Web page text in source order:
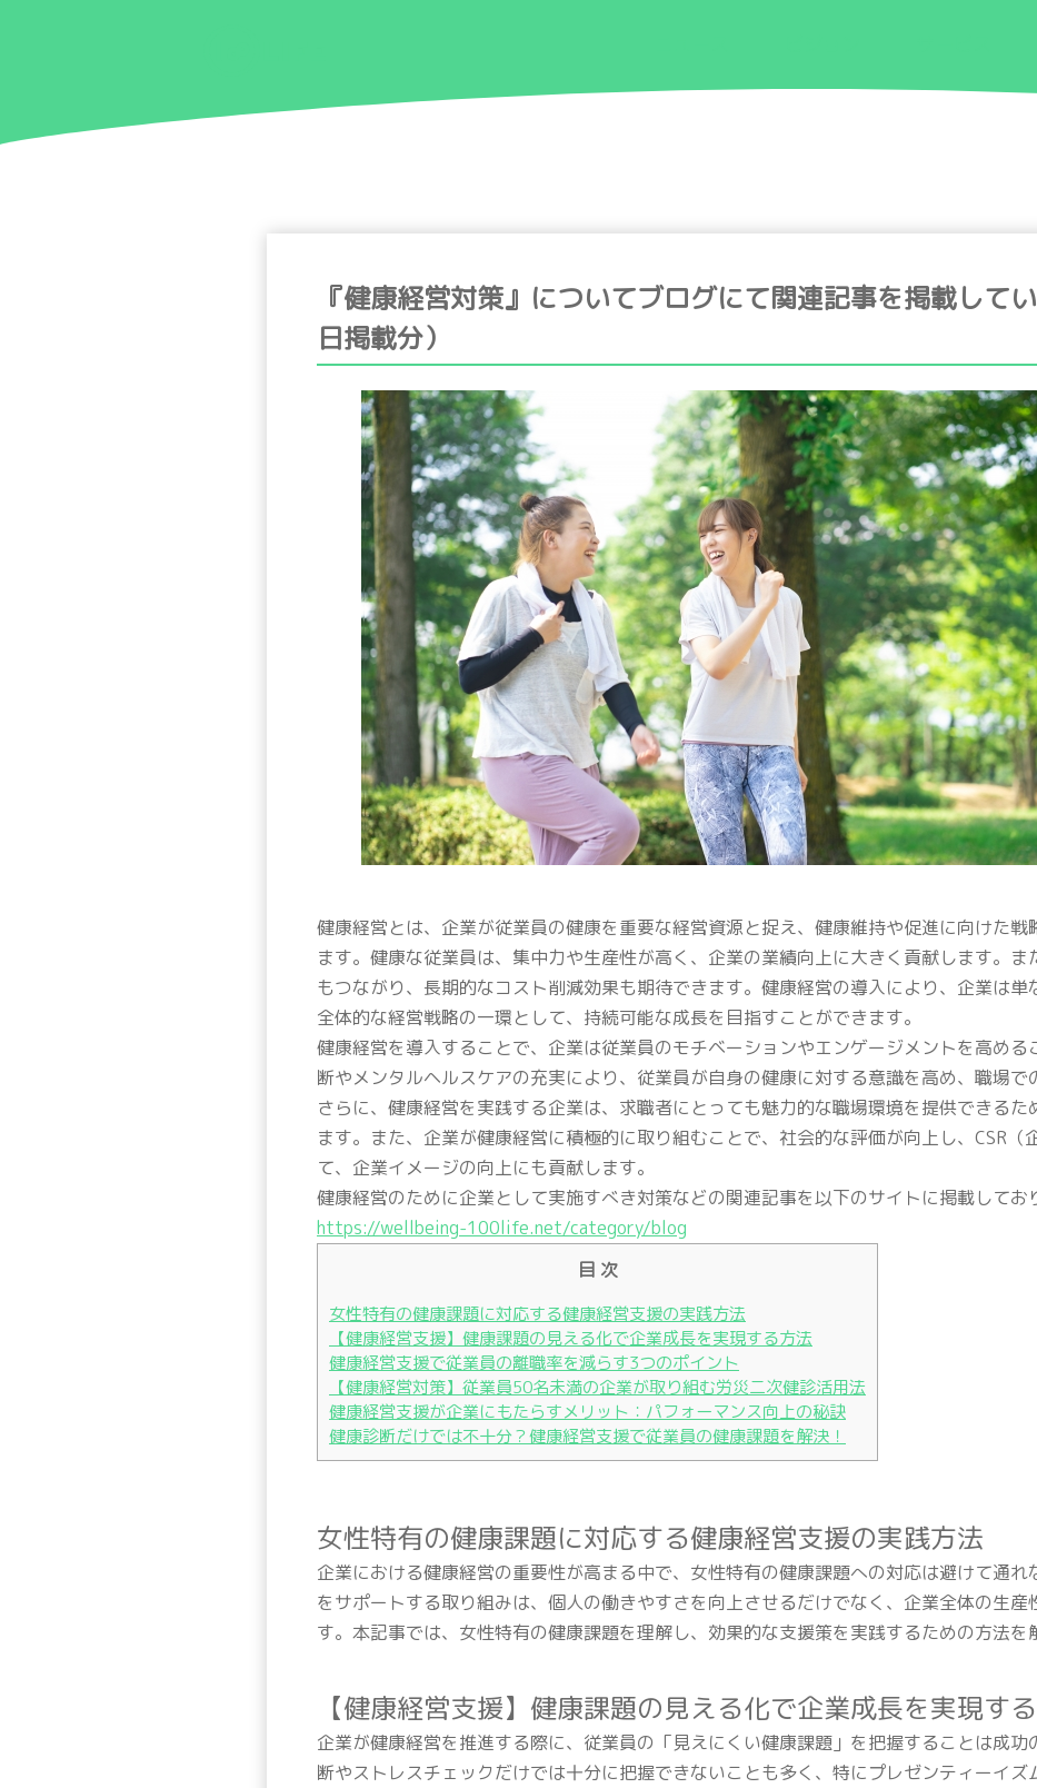
『健康経営対策』についてブログにて関連記事を掲載して
日掲載分）
健康経営とは、企業が従業員の健康を重要な経営資源と捉え、健康維持や促進に向けた
ます。健康な従業員は、集中力や生産性が高く、企業の業績向上に大きく貢献します。
もつながり、長期的なコスト削減効果も期待できます。健康経営の導入により、企業は単
全体的な経営戦略の一環として、持続可能な成長を目指すことができます。
健康経営を導入することで、企業は従業員のモチベーションやエンゲージメントを高め
断やメンタルヘルスケアの充実により、従業員が自身の健康に対する意識を高め、職場で
さらに、健康経営を実践する企業は、求職者にとっても魅力的な職場環境を提供できるた
ます。また、企業が健康経営に積極的に取り組むことで、社会的な評価が向上し、CSR（
て、企業イメージの向上にも貢献します。
健康経営のために企業として実施すべき対策などの関連記事を以下のサイトに掲載してお
https://wellbeing-100life.net/category/blog
目 次
女性特有の健康課題に対応する健康経営支援の実践方法
【健康経営支援】健康課題の見える化で企業成長を実現する方法
健康経営支援で従業員の離職率を減らす3つのポイント
【健康経営対策】従業員50名未満の企業が取り組む労災二次健診活用法
健康経営支援が企業にもたらすメリット：パフォーマンス向上の秘訣
健康診断だけでは不十分？健康経営支援で従業員の健康課題を解決！
女性特有の健康課題に対応する健康経営支援の実践方法
企業における健康経営の重要性が高まる中で、女性特有の健康課題への対応は避けて通
をサポートする取り組みは、個人の働きやすさを向上させるだけでなく、企業全体の生
す。本記事では、女性特有の健康課題を理解し、効果的な支援策を実践するための方法を
【健康経営支援】健康課題の見える化で企業成長を実現す
企業が健康経営を推進する際に、従業員の「見えにくい健康課題」を把握することは成
断やストレスチェックだけでは十分に把握できないことも多く、特にプレゼンティーイ